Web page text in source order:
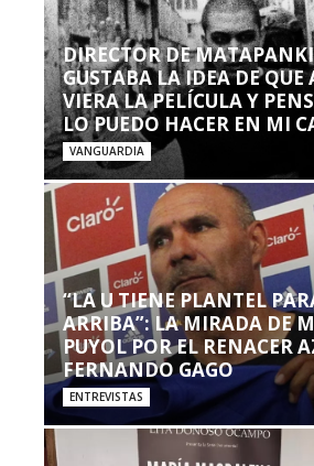
DIRECTOR DE
GUSTABA LA IDEA DE QUE
VIERA LA PELÍCULA Y
LO PUEDO HACER EN MI
VANGUARDIA
“LA U TIENE PLANTEL
ARRIBA”: LA MIRADA DE
PUYOL POR EL RENACER
FERNANDO GAGO
ENTREVISTAS